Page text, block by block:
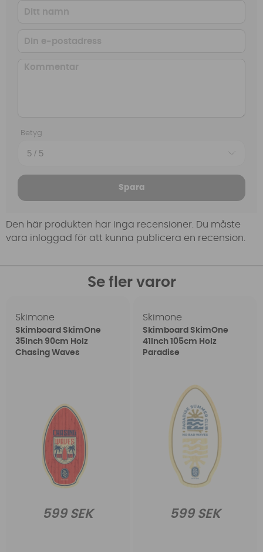
Betyg
Spara
Den här produkten har inga recensioner. Du måste
vara inloggad för att kunna publicera en recension.
Se fler varor
Skimone
Skimboard SkimOne
35Inch 90cm Holz
Chasing Waves
599 SEK
Skimone
Skimboard SkimOne
41Inch 105cm Holz
Paradise
599 SEK